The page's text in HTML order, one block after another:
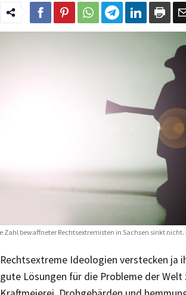
Zahl bewaffneter Rechtsextremisten in Sachsen sinkt nicht.
Rechtsextreme Ideologien verstecken ja
gute Lösungen für die Probleme der